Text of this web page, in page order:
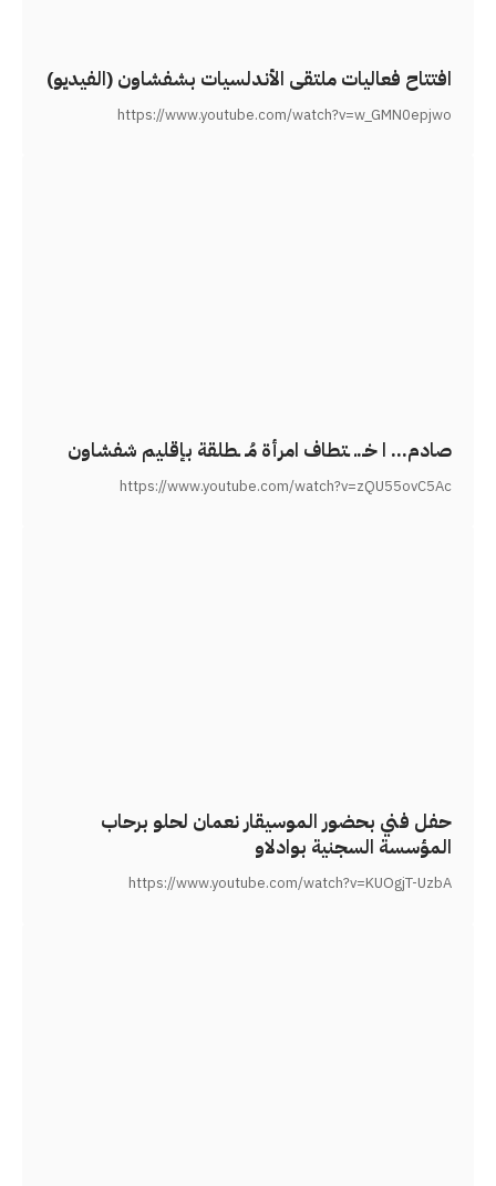
افتتاح فعاليات ملتقى الأندلسيات بشفشاون (الفيديو)
https://www.youtube.com/watch?v=w_GMN0epjwo
صادم… ا خـ.ـ ـتطاف امرأة مُـ ـطلقة بإقليم شفشاون
https://www.youtube.com/watch?v=zQU55ovC5Ac
حفل فني بحضور الموسيقار نعمان لحلو برحاب
المؤسسة السجنية بوادلاو
https://www.youtube.com/watch?v=KUOgjT-UzbA